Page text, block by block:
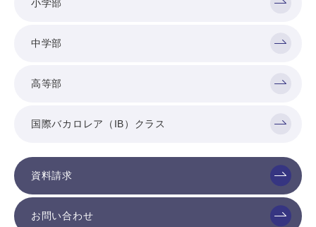
小学部
中学部
高等部
国際バカロレア（IB）クラス
資料請求
お問い合わせ